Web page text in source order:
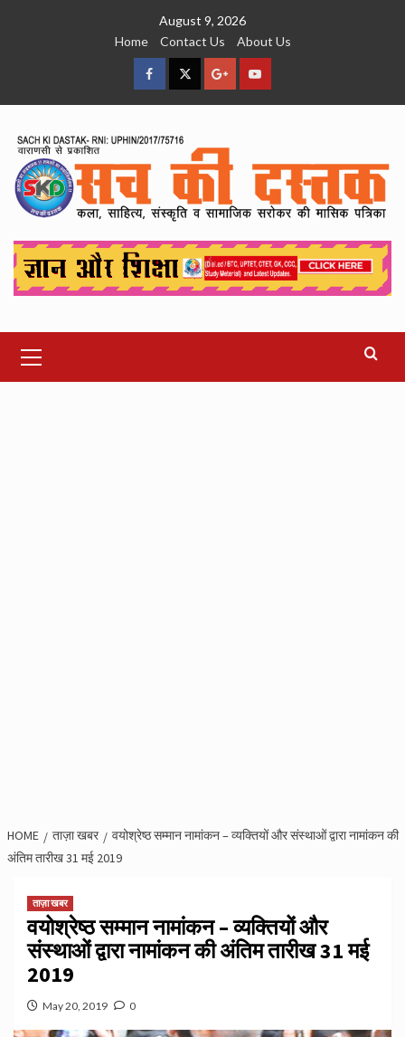
August 9, 2026
Home
Contact Us About Us
facebookTwitterGoogleYouTube
Menu
HOME ताज़ा खबर
वयोश्रेष्‍ठ सम्‍मान नामांकन – व्‍यक्‍तियों और संस्‍थाओं द्वारा नामांकन की
अंतिम तारीख 31 मई 2019
ताज़ा खबर
वयोश्रेष्‍ठ सम्‍मान नामांकन – व्‍यक्‍तियों और
संस्‍थाओं द्वारा नामांकन की अंतिम तारीख 31 मई
2019
May 20, 2019 0